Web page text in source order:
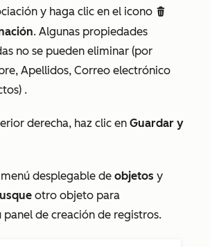
y haga clic en el icono deleteIcon
. Algunas propiedades
no se pueden eliminar (por
, Apellidos, Correo electrónico
.
derecha, haz clic en Guardar y
desplegable de objetos y
otro objeto para
panel de creación de registros.